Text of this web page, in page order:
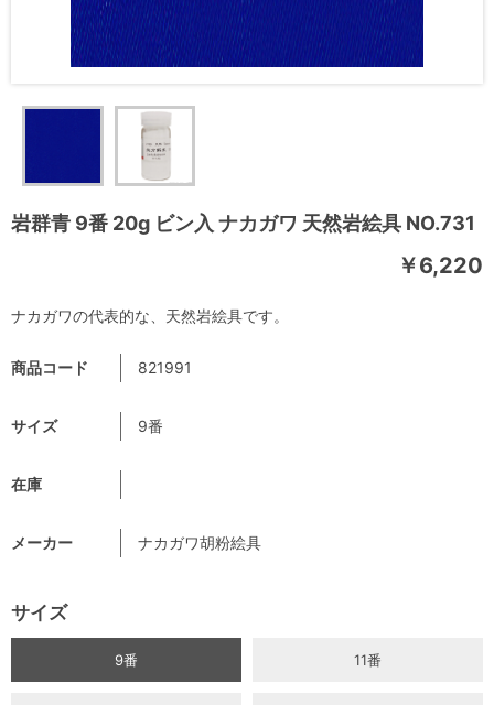
岩群青 9番 20g ビン入 ナカガワ 天然岩絵具 NO.731
￥6,220
商品コード 821991
サイズ 9番
在庫
メーカー ナカガワ胡粉絵具
サイズ
9番 11番
ナカガワの代表的な、天然岩絵具です。